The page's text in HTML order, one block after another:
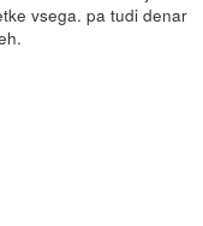
vsega. pa tudi denar